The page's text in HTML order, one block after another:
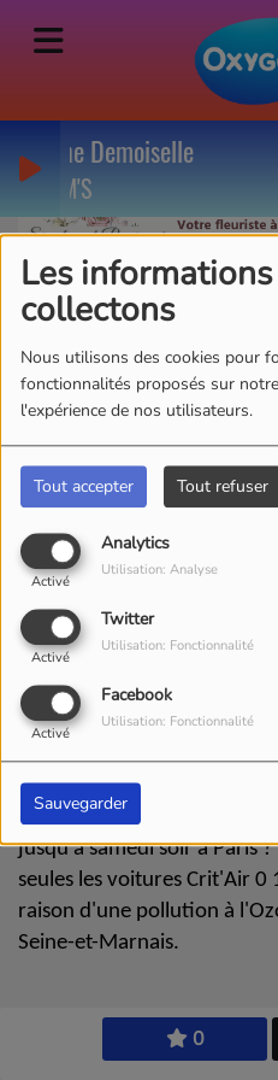
Les
collectons
Nous utilisons des cookies pour
fonctionnalités proposés sur
l'expérience de nos utilisateurs.
Tout accepter Tout refuser
Analytics
Activé
Utilisation: Analyse
Twitter
Activé
Utilisation: Fonctionnalité
Facebook
Activé
Utilisation: Fonctionnalité
Sauvegarder
Jeune Demoiselle
DIAM'S
contre la
différenciée
0
Écouter le podcast
Soutenez-nous la
jusqu'à samedi soir à Paris ?
seules les voitures Crit'Air 0
raison d'une pollution à
Seine-et-Marnais.